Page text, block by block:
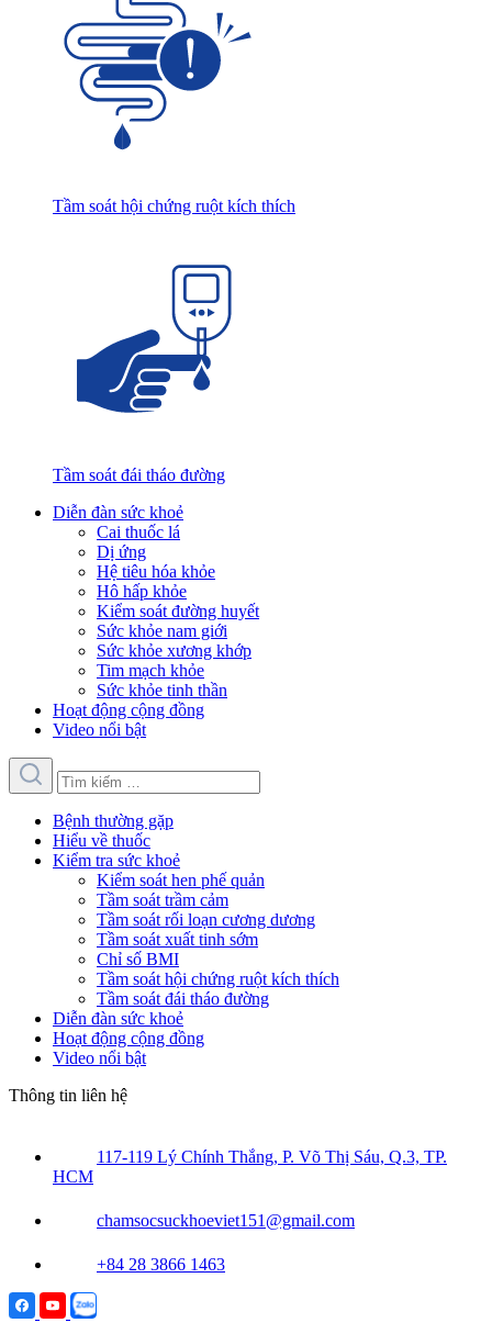
Tầm soát hội chứng ruột kích thích
Tầm soát đái tháo đường
Diễn đàn sức khoẻ
Cai thuốc lá
Dị ứng
Hệ tiêu hóa khỏe
Hô hấp khỏe
Kiểm soát đường huyết
Sức khỏe nam giới
Sức khỏe xương khớp
Tim mạch khỏe
Sức khỏe tinh thần
Hoạt động cộng đồng
Video nổi bật
Bệnh thường gặp
Hiểu về thuốc
Kiểm tra sức khoẻ
Kiểm soát hen phế quản
Tầm soát trầm cảm
Tầm soát rối loạn cương dương
Tầm soát xuất tinh sớm
Chỉ số BMI
Tầm soát hội chứng ruột kích thích
Tầm soát đái tháo đường
Diễn đàn sức khoẻ
Hoạt động cộng đồng
Video nổi bật
Thông tin liên hệ
117-119 Lý Chính Thắng, P. Võ Thị Sáu, Q.3, TP.
HCM
chamsocsuckhoeviet151@gmail.com
+84 28 3866 1463